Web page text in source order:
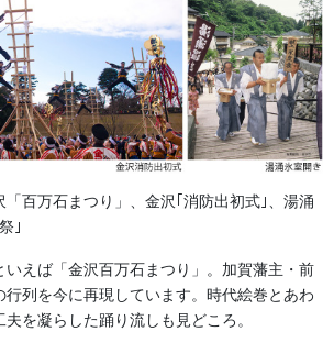
～４年生が対象、Ｌサイズは小学校５年～６
ます。
サイズはお客様の指図サイズで作成が可能
らの作成となりますので約３～４週間かか
います。現在はご来店いただき生地柄のご
す。
百万石まつり」、金沢｢消防出初式｣、湯涌
｣
えば「金沢百万石まつり」。加賀藩主・前
行列を今に再現しています。時代絵巻とあわ
を凝らした踊り流しも見どころ。